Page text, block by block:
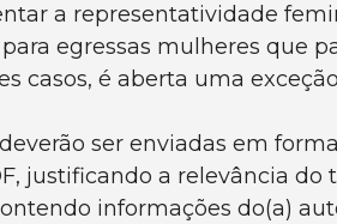
a representatividade
egressas mulheres que
casos, é aberta uma
ser enviadas em
justificando a relevância do
informações do(a)